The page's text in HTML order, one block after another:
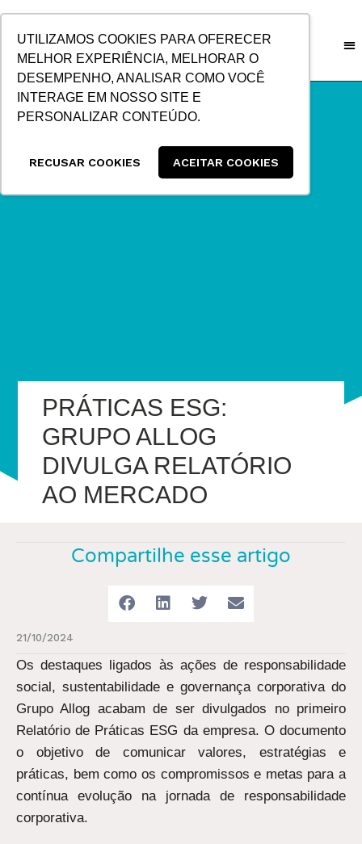
UTILIZAMOS COOKIES PARA OFERECER
MELHOR EXPERIÊNCIA, MELHORAR O
DESEMPENHO, ANALISAR COMO VOCÊ
INTERAGE EM NOSSO SITE E
PERSONALIZAR CONTEÚDO.
RECUSAR COOKIES ACEITAR COOKIES
CONTEÚDO
PRÁTICAS ESG:
GRUPO ALLOG
DIVULGA RELATÓRIO
AO MERCADO
Compartilhe esse artigo
21/10/2024
Os destaques ligados às ações de responsabilidade
social, sustentabilidade e governança corporativa do
Grupo Allog acabam de ser divulgados no primeiro
Relatório de Práticas ESG da empresa. O documento
o objetivo de comunicar valores, estratégias e
práticas, bem como os compromissos e metas para a
contínua evolução na jornada de responsabilidade
corporativa.